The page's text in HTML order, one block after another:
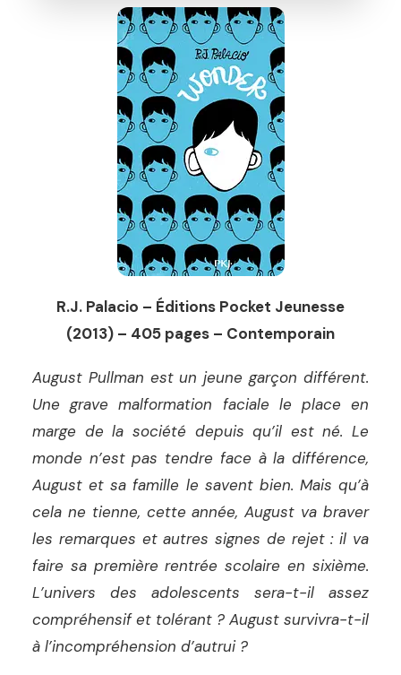
R.J. Palacio – Éditions Pocket Jeunesse
(2013) – 405 pages – Contemporain
August Pullman est un jeune garçon différent.
Une grave malformation faciale le place en
marge de la société depuis qu’il est né. Le
monde n’est pas tendre face à la différence,
August et sa famille le savent bien. Mais qu’à
cela ne tienne, cette année, August va braver
les remarques et autres signes de rejet : il va
faire sa première rentrée scolaire en sixième.
L’univers des adolescents sera-t-il assez
compréhensif et tolérant ? August survivra-t-il
à l’incompréhension d’autrui ?